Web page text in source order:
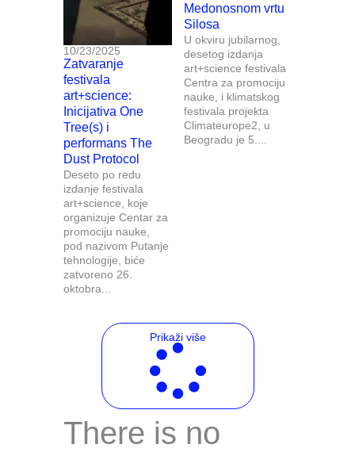
10/23/2025
Zatvaranje
festivala
art+science:
Inicijativa One
Tree(s) i
performans The
Dust Protocol
Deseto po redu
izdanje festivala
art+science, koje
organizuje Centar za
promociju nauke,
pod nazivom Putanje
tehnologije, biće
zatvoreno 26.
oktobra...
Medonosnom vrtu
Silosa
U okviru jubilarnog,
desetog izdanja
art+science festivala
Centra za promociju
nauke, i klimatskog
festivala projekta
Climateurope2, u
Beogradu je 5....
Prikaži više
There is no